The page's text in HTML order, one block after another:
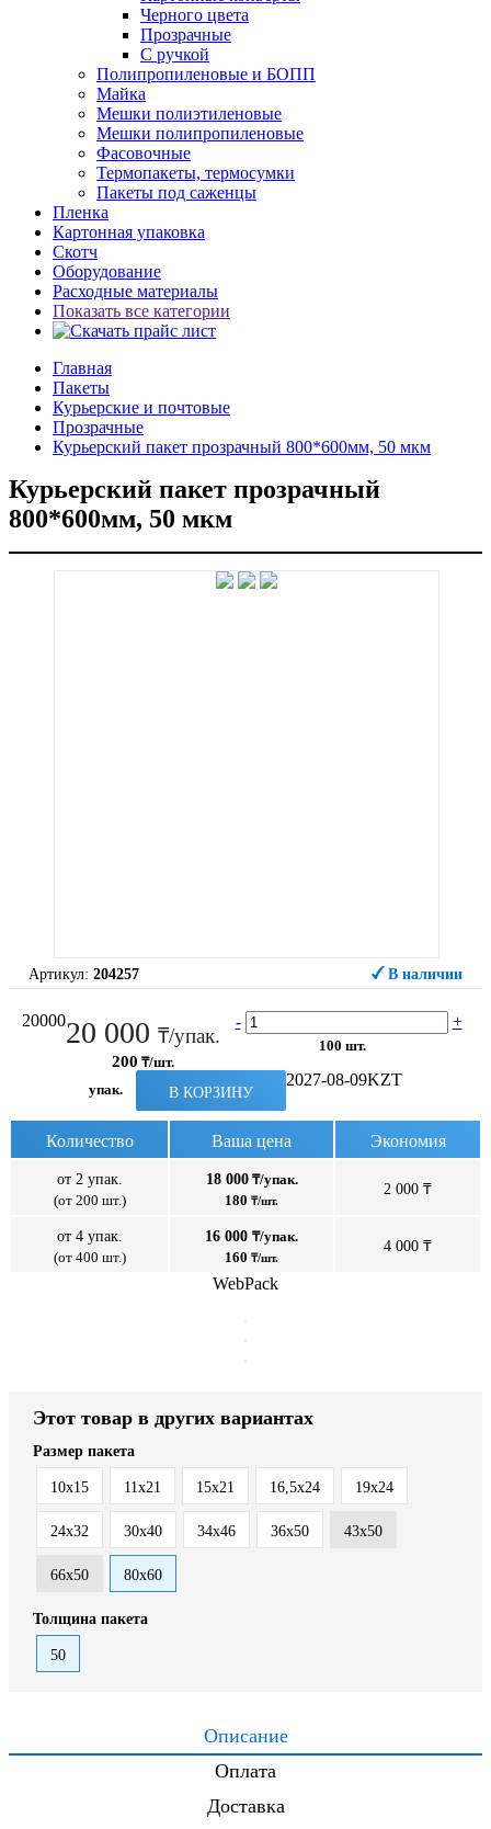
Черного цвета
Прозрачные
С ручкой
Полипропиленовые и БОПП
Майка
Мешки полиэтиленовые
Мешки полипропиленовые
Фасовочные
Термопакеты, термосумки
Пакеты под саженцы
Пленка
Картонная упаковка
Скотч
Оборудование
Расходные материалы
Показать все категории
Главная
Пакеты
Курьерские и почтовые
Прозрачные
Курьерский пакет прозрачный 800*600мм, 50 мкм
Курьерский пакет прозрачный
800*600мм, 50 мкм
Артикул: 204257 В наличии
2000020 000 ₸/упак.
200 ₸/шт.
- +
100 шт.
упак. В КОРЗИНУ
2027-08-09KZT
Количество Ваша цена Экономия
от 2 упак.
(от 200 шт.)
18 000₸/упак.
180 ₸/шт.
2 000 ₸
от 4 упак.
(от 400 шт.)
16 000 ₸/упак.
160 ₸/шт.
4 000 ₸
WebPack
Этот товар в других вариантах
Размер пакета
10x15 11x21 15x21 16,5х24 19х24
24х32 30x40 34х46 36х50 43х50
66х50 80х60
Толщина пакета
50
Описание
Оплата
Доставка